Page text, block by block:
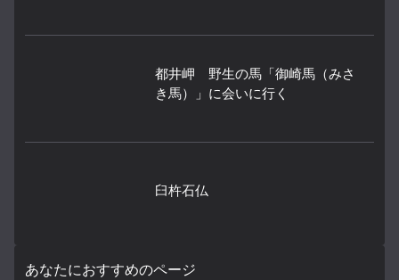
都井岬 野生の馬「御崎馬（みさ
き馬）」に会いに行く
臼杵石仏
あなたにおすすめのページ